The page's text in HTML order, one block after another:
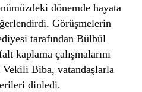
dönemde hayata
Görüşmelerin
tarafından Bülbül
kaplama çalışmalarını
Biba, vatandaşlarla
dinledi.